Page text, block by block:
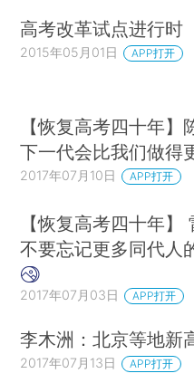
高考改革试点进行时
2015年05月01日 APP打开
【恢复高考四十年】
下一代会比我们做得
2017年07月10日 APP打开
【恢复高考四十年】
不要忘记更多同代人
2017年07月03日 APP打开
李木洲：北京等地新
2017年07月13日 APP打开